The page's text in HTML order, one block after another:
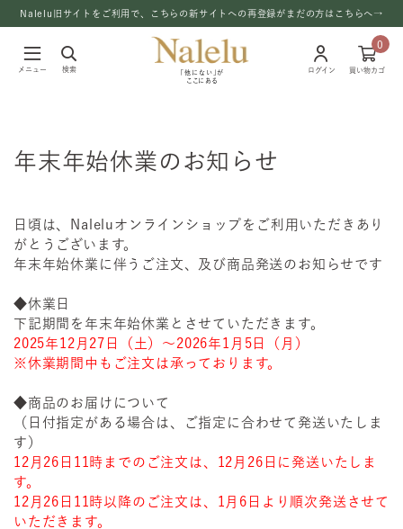
Nalelu旧サイトをご利用で、こちらの新サイトへの再登録がまだの方はこちらへ→
メニュー 検索
「他にない」が
ここにある
ログイン
0
買い物カゴ
年末年始休業のお知らせ
日頃は、Naleluオンラインショップをご利用いただきあり
がとうございます。
年末年始休業に伴うご注文、及び商品発送のお知らせです
◆休業日
下記期間を年末年始休業とさせていただきます。
2025年12月27日（土）～2026年1月5日（月）
※休業期間中もご注文は承っております。
◆商品のお届けについて
（日付指定がある場合は、ご指定に合わせて発送いたしま
す）
12月26日11時までのご注文は、12月26日に発送いたしま
す。
12月26日11時以降のご注文は、1月6日より順次発送させて
いただきます。